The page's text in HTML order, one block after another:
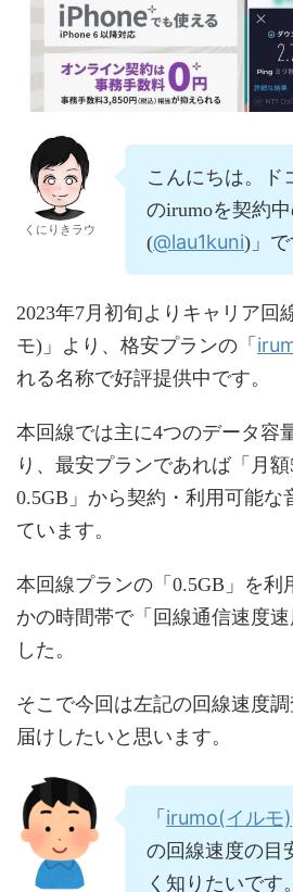
くにりきラウ
こんにちは。ド
のirumoを契約
(@lau1kuni)」で
2023年7月初旬よりキャリア回
モ)」より、格安プランの「
れる名称で好評提供中です。
本回線では主に4つのデータ容
り、最安プランであれば「月額
0.5GB」から契約・利用可能な
ています。
本回線プランの「0.5GB」を利
かの時間帯で「回線通信速度
した。
そこで今回は左記の回線速度
届けしたいと思います。
「 irumo(イルモ)
の回線速度の目
く知りたいです。